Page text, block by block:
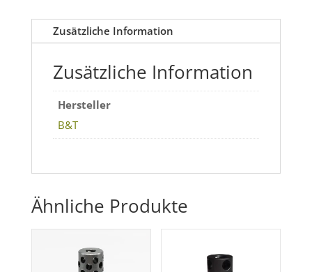
.308
Zusätzliche Information
Zusätzliche Information
Hersteller
B&T
Ähnliche Produkte